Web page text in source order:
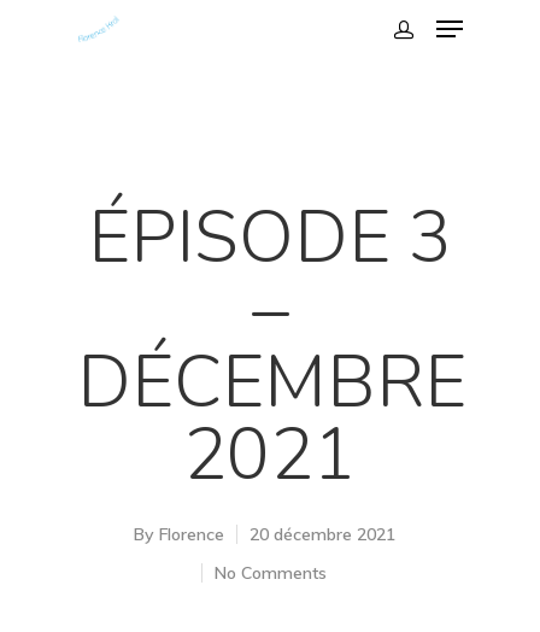
Hit enter to search or ESC to close
ÉPISODE 3
–
DÉCEMBRE
2021
By Florence
20 décembre 2021
No Comments